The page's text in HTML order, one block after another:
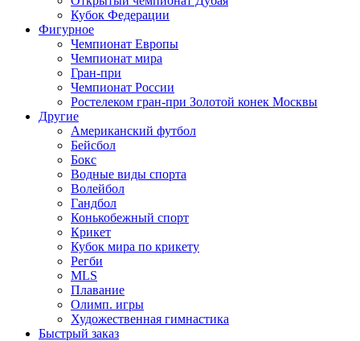
Кубок Федерации
Фигурное
Чемпионат Европы
Чемпионат мира
Гран-при
Чемпионат России
Ростелеком гран-при Золотой конек Москвы
Другие
Американский футбол
Бейсбол
Бокс
Водные виды спорта
Волейбол
Гандбол
Конькобежный спорт
Крикет
Кубок мира по крикету
Регби
MLS
Плавание
Олимп. игры
Художественная гимнастика
Быстрый заказ